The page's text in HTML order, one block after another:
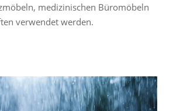
medizinischen Büromöbeln
verwendet werden.